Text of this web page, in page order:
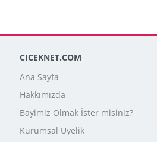
CICEKNET.COM
Ana Sayfa
Hakkımızda
Bayimiz Olmak İster misiniz?
Kurumsal Üyelik